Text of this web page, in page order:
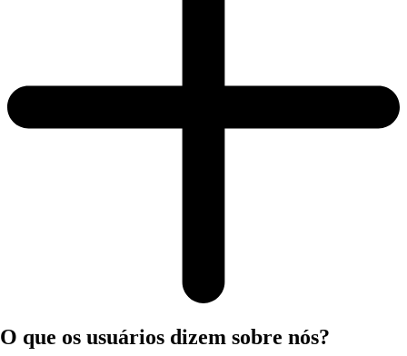
O que os usuários dizem sobre nós?